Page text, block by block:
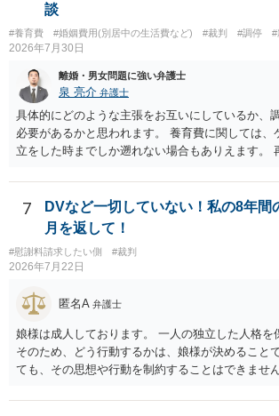
談
#養育費 #婚姻費用(別居中の生活費など) #裁判 #調停 #
2026年7月30日
離婚・男女問題に強い弁護士
泉 亮介 弁護士
具体的にどのような主張をお互いにしているか、
必要があるかと思われます。 養育費に関しては、
立をした時までしか遡れない場合もありえます。
養育費に関するやりとり等があればそちらについ
あるでしょう。 公開相談の場での回答よりも個
れることをお勧めいたします。
7
DVなど一切していない！私の8年間
月を返して！
#慰謝料請求したい側 #裁判
2026年7月22日
匿名A 弁護士
娘様は成人しております。 一人の独立した人格を
そのため、どう行動するかは、娘様が決めること
ても、その思想や行動を制約することはできません